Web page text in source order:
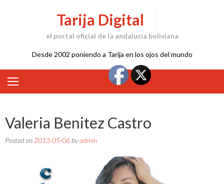
Tarija Digital
el portal oficial de la andalucía boliviana
Desde 2002 poniendo a Tarija en los ojos del mundo
Valeria Benitez Castro
Posted on 2013-05-06 byadmin